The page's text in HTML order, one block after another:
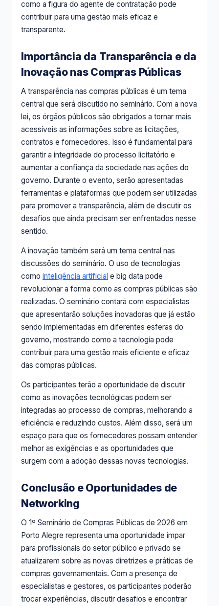
como a figura do agente de contratação pode
contribuir para uma gestão mais eficaz e
transparente.
Importância da Transparência e da
Inovação nas Compras Públicas
A transparência nas compras públicas é um tema
central que será discutido no seminário. Com a nova
lei, os órgãos públicos são obrigados a tornar mais
acessíveis as informações sobre as licitações,
contratos e fornecedores. Isso é fundamental para
garantir a integridade do processo licitatório e
aumentar a confiança da sociedade nas ações do
governo. Durante o evento, serão apresentadas
ferramentas e plataformas que podem ser utilizadas
para promover a transparência, além de discutir os
desafios que ainda precisam ser enfrentados nesse
sentido.
A inovação também será um tema central nas
discussões do seminário. O uso de tecnologias
como inteligência artificial e big data pode
revolucionar a forma como as compras públicas são
realizadas. O seminário contará com especialistas
que apresentarão soluções inovadoras que já estão
sendo implementadas em diferentes esferas do
governo, mostrando como a tecnologia pode
contribuir para uma gestão mais eficiente e eficaz
das compras públicas.
Os participantes terão a oportunidade de discutir
como as inovações tecnológicas podem ser
integradas ao processo de compras, melhorando a
eficiência e reduzindo custos. Além disso, será um
espaço para que os fornecedores possam entender
melhor as exigências e as oportunidades que
surgem com a adoção dessas novas tecnologias.
Conclusão e Oportunidades de
Networking
O 1º Seminário de Compras Públicas de 2026 em
Porto Alegre representa uma oportunidade ímpar
para profissionais do setor público e privado se
atualizarem sobre as novas diretrizes e práticas de
compras governamentais. Com a presença de
especialistas e gestores, os participantes poderão
trocar experiências, discutir desafios e encontrar